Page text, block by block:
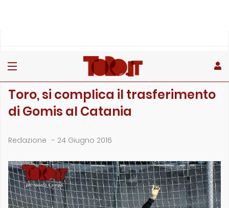
Toro, si complica il trasferimento
di Gomis al Catania
Redazione - 24 Giugno 2016